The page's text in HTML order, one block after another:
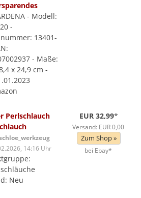
- Modell:
-
13401-
- Maße:
x 24,9 cm -
Perlschlauch
14:16 Uhr
Neu
EUR 32,99*
Versand: EUR 0,00
Zum Shop »
bei Ebay*